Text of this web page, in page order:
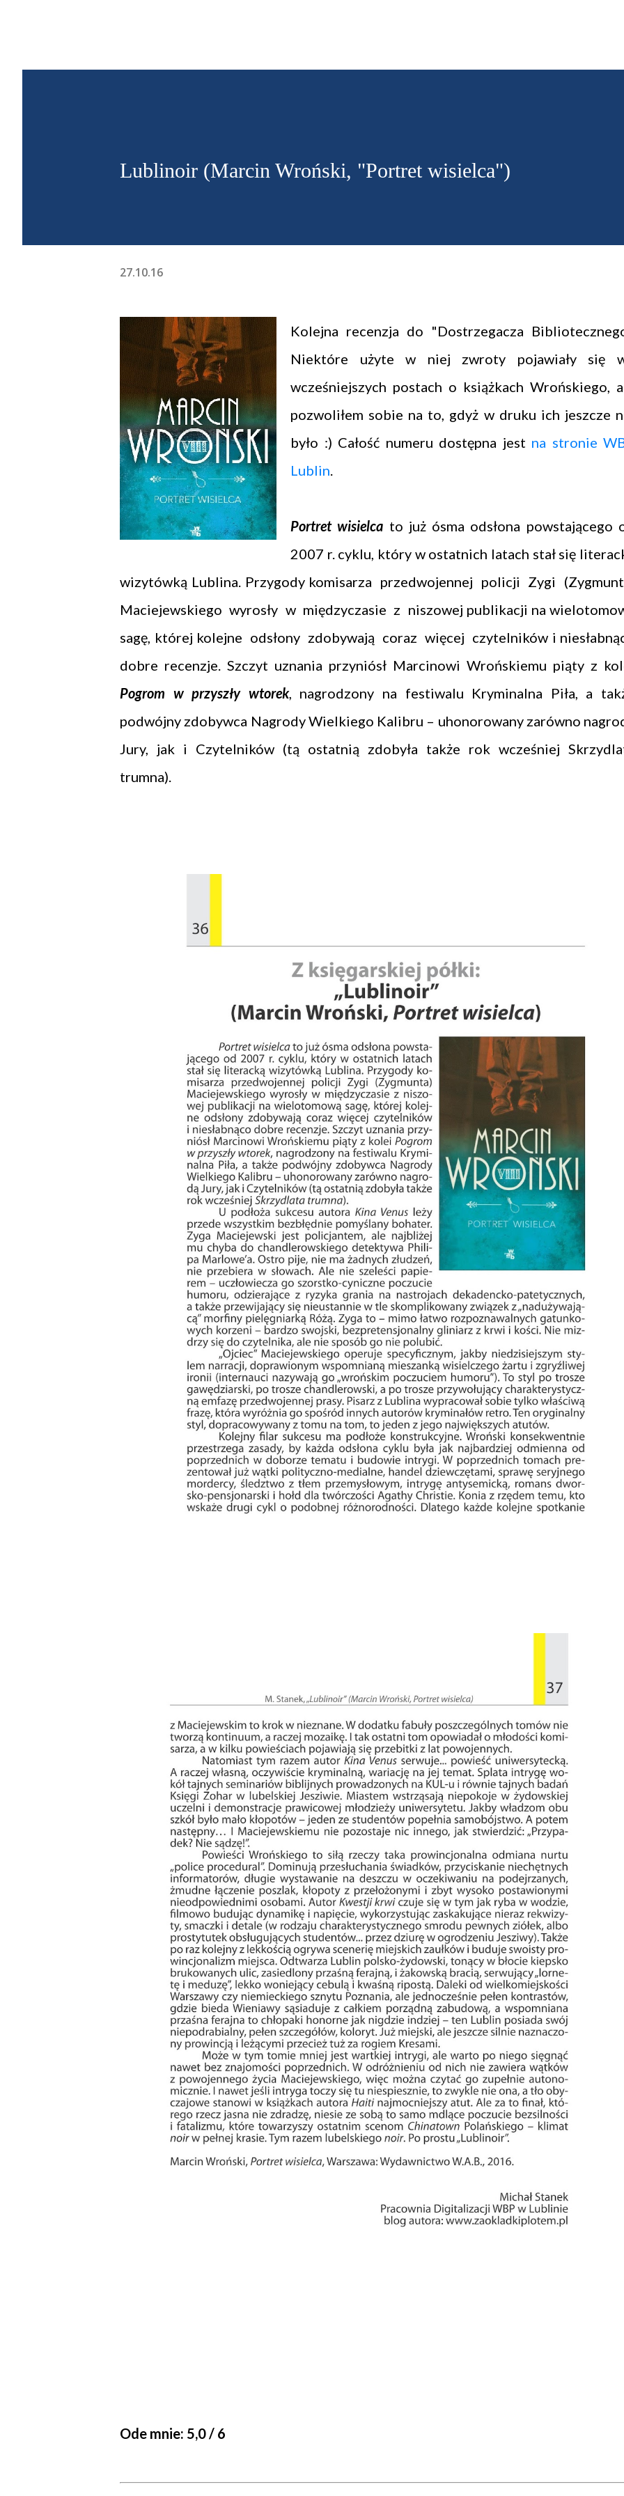
Lublinoir (Marcin Wroński, "Portret wisielca")
27.10.16
Kolejna recenzja do "Dostrzegacza
Niektóre użyte w niej zwroty pojawiały się
wcześniejszych postach o książkach Wrońskiego,
pozwoliłem sobie na to, gdyż w druku ich jeszcze
było :) Całość numeru dostępna jest na stronie
Lublin.
Portret wisielca to już ósma odsłona powstającego
2007 r. cyklu, który w ostatnich latach stał się
wizytówką Lublina. Przygody komisarza przedwojennej policji Zygi
Maciejewskiego wyrosły w międzyczasie z niszowej publikacji na
sagę, której kolejne odsłony zdobywają coraz więcej czytelników i
dobre recenzje. Szczyt uznania przyniósł Marcinowi Wrońskiemu piąty z
Pogrom w przyszły wtorek, nagrodzony na festiwalu Kryminalna Piła, a
podwójny zdobywca Nagrody Wielkiego Kalibru – uhonorowany zarówno
Jury, jak i Czytelników (tą ostatnią zdobyła także rok wcześniej
trumna).
Ode mnie: 5,0 / 6